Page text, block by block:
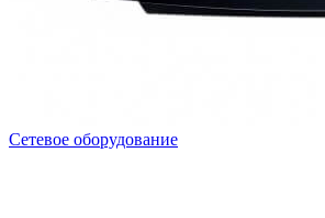
Сетевое оборудование